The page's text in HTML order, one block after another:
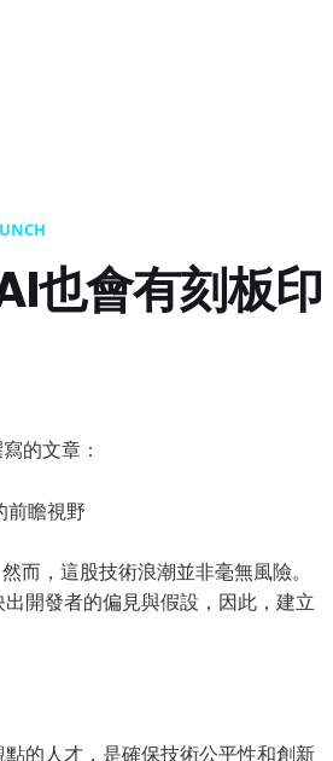
也會有刻板印
的文章：
前瞻視野
而，這股技術浪潮並非毫無風險。
開發者的偏見與假設，因此，建立
的人才，是確保技術公平性和創新